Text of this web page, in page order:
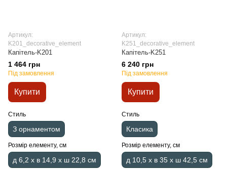
Артикул:
K201_decorative_element
Капітель-K201
1 464 грн
Під замовлення
Купити
Стиль
З орнаментом
Розмір елементу, см
д 6,2 x в 14,9 x ш 22,8 см
Артикул:
K251_decorative_element
Капітель-K251
6 240 грн
Під замовлення
Купити
Стиль
Класика
Розмір елементу, см
д 10,5 x в 35 x ш 42,5 см